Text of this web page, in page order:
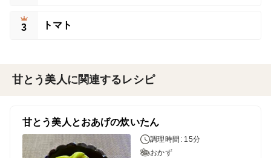
3 トマト
甘とう美人に関連するレシピ
甘とう美人とおあげの炊いたん
調理時間: 15分
おかず